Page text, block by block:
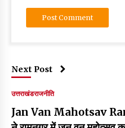
Next Post
उत्तराखंडराजनीति
Jan Van Mahotsav